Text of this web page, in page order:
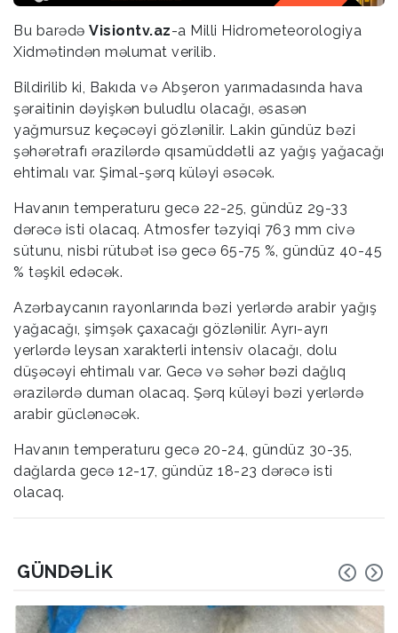
Bu barədə Visiontv.az-a Milli Hidrometeorologiya
Xidmətindən məlumat verilib.
Bildirilib ki, Bakıda və Abşeron yarımadasında hava
şəraitinin dəyişkən buludlu olacağı, əsasən
yağmursuz keçəcəyi gözlənilir. Lakin gündüz bəzi
şəhərətrafı ərazilərdə qısamüddətli az yağış yağacağı
ehtimalı var. Şimal-şərq küləyi əsəcək.
Havanın temperaturu gecə 22-25, gündüz 29-33
dərəcə isti olacaq. Atmosfer təzyiqi 763 mm civə
sütunu, nisbi rütubət isə gecə 65-75 %, gündüz 40-45
% təşkil edəcək.
Azərbaycanın rayonlarında bəzi yerlərdə arabir yağış
yağacağı, şimşək çaxacağı gözlənilir. Ayrı-ayrı
yerlərdə leysan xarakterli intensiv olacağı, dolu
düşəcəyi ehtimalı var. Gecə və səhər bəzi dağlıq
ərazilərdə duman olacaq. Şərq küləyi bəzi yerlərdə
arabir güclənəcək.
Havanın temperaturu gecə 20-24, gündüz 30-35,
dağlarda gecə 12-17, gündüz 18-23 dərəcə isti
olacaq.
GÜNDƏLIK